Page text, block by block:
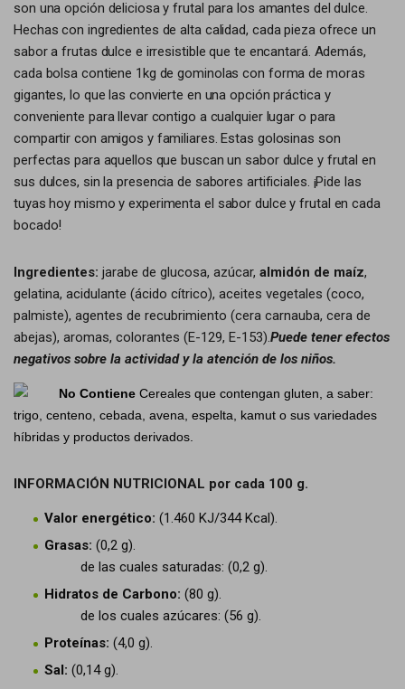
son una opción deliciosa y frutal para los amantes del dulce.
Hechas con ingredientes de alta calidad, cada pieza ofrece un
sabor a frutas dulce e irresistible que te encantará. Además,
cada bolsa contiene 1kg de gominolas con forma de moras
gigantes, lo que las convierte en una opción práctica y
conveniente para llevar contigo a cualquier lugar o para
compartir con amigos y familiares. Estas golosinas son
perfectas para aquellos que buscan un sabor dulce y frutal en
sus dulces, sin la presencia de sabores artificiales. ¡Pide las
tuyas hoy mismo y experimenta el sabor dulce y frutal en cada
bocado!
Ingredientes: jarabe de glucosa, azúcar, almidón de maíz,
gelatina, acidulante (ácido cítrico), aceites vegetales (coco,
palmiste), agentes de recubrimiento (cera carnauba, cera de
abejas), aromas, colorantes (E-129, E-153).Puede tener efectos
negativos sobre la actividad y la atención de los niños.
No Contiene Cereales que contengan gluten, a saber:
trigo, centeno, cebada, avena, espelta, kamut o sus variedades
híbridas y productos derivados.
INFORMACIÓN NUTRICIONAL por cada 100 g.
Valor energético: (1.460 KJ/344 Kcal).
Grasas: (0,2 g).
de las cuales saturadas: (0,2 g).
Hidratos de Carbono: (80 g).
de los cuales azúcares: (56 g).
Proteínas: (4,0 g).
Sal: (0,14 g).